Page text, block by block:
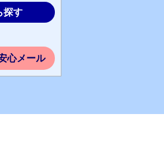
探す
心メール